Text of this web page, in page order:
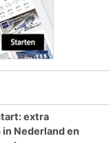
extra
Nederland en